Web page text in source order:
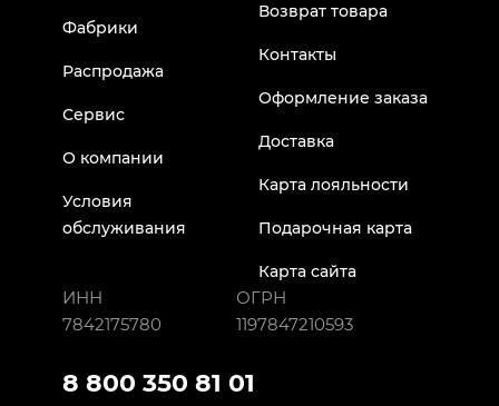
Фабрики
Распродажа
Сервис
О компании
Условия
обслуживания
Возврат товара
Контакты
Оформление заказа
Доставка
Карта лояльности
Подарочная карта
Карта сайта
ИНН
7842175780
ОГРН
1197847210593
8 800 350 81 01